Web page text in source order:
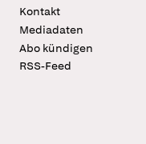
Kontakt
Mediadaten
Abo kündigen
RSS-Feed